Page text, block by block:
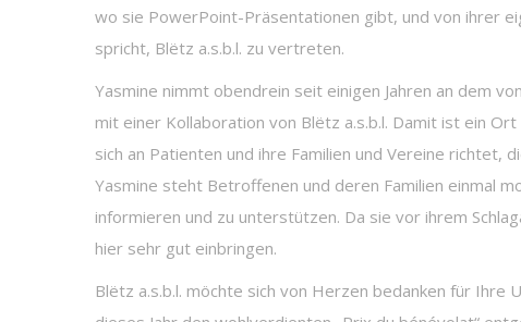
wo sie PowerPoint-Präsentationen gibt, und von ihrer
spricht, Blëtz a.s.b.l. zu vertreten.
Yasmine nimmt obendrein seit einigen Jahren an dem
mit einer Kollaboration von Blëtz a.s.b.l. Damit ist ein
sich an Patienten und ihre Familien und Vereine richtet,
Yasmine steht Betroffenen und deren Familien einmal
informieren und zu unterstützen. Da sie vor ihrem
hier sehr gut einbringen.
Blëtz a.s.b.l. möchte sich von Herzen bedanken für